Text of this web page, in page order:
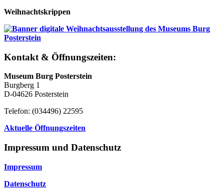
Weihnachtskrippen
Kontakt & Öffnungszeiten:
Museum Burg Posterstein
Burgberg 1
D-04626 Posterstein
Telefon: (034496) 22595
Aktuelle Öffnungszeiten
Impressum und Datenschutz
Impressum
Datenschutz